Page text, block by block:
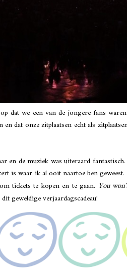
dat we een van de jongere fans
dat onze zitplaatsen echt als
en de muziek was uiteraard
is waar ik al ooit naartoe ben
tickets te kopen en te gaan. You
geweldige verjaardagscadeau!